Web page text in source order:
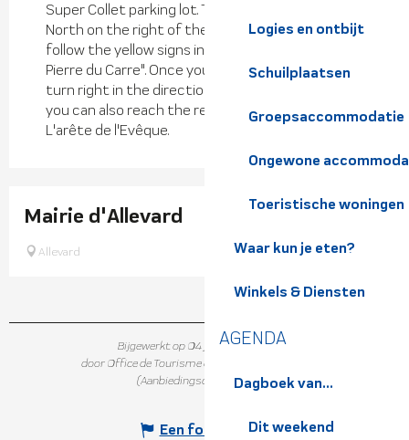
Logies en ontbijt
Schuilplaatsen
Groepsaccommodatie
Ongewone
Toeristische woningen
Waar kun je eten?
Winkels & Diensten
AGENDA
Dagboek van...
Dit weekend
Super Collet parking lot. Take the path that goes
North on the right of the Claran chairlift, then
follow the yellow signs indicatin "Refuge de La
Pierre du Carre". Once you reach an intersection,
turn right in the direction of the mountain hut.
you can also reach the refuge taking the path of
L'arête de l'Evêque.
Mairie d'Allevard
Allevard
Bijgewerkt op 04 juni 2026 in 16:08
door Office de Tourisme de Belledonne Chartreuse
(Aanbiedingscode :
187220)
Een fout melden